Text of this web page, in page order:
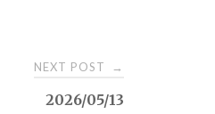
NEXT POST →
2026/05/13